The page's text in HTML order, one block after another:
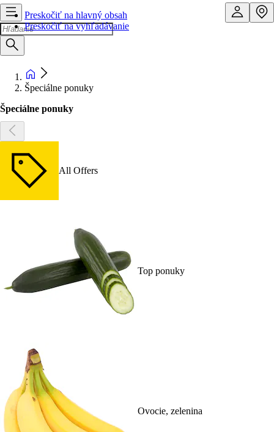
Preskočiť na hlavný obsah
Preskočiť na vyhľadávanie
Špeciálne ponuky
Špeciálne ponuky
All Offers
Top ponuky
Ovocie, zelenina